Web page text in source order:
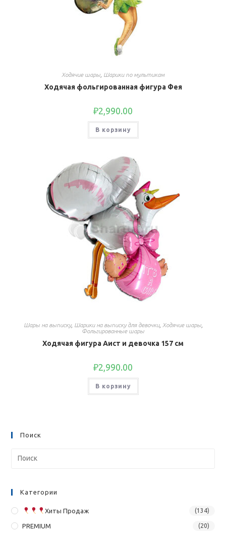
Ходячие шары Шарики по мультикам
Ходячая фольгированная фигура Фея
₽2,990.00
В корзину
Шары на выписку, Шарики на выписку для девочки, Ходячие шары,
Фольгированные шары
Ходячая фигура Аист и девочка 157 см
₽2,990.00
В корзину
Поиск
Категории
Хиты Продаж (134)
PREMIUM (20)